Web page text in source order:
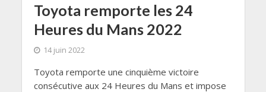
Toyota remporte les 24
Heures du Mans 2022
14 juin 2022
Toyota remporte une cinquième victoire
consécutive aux 24 Heures du Mans et impose